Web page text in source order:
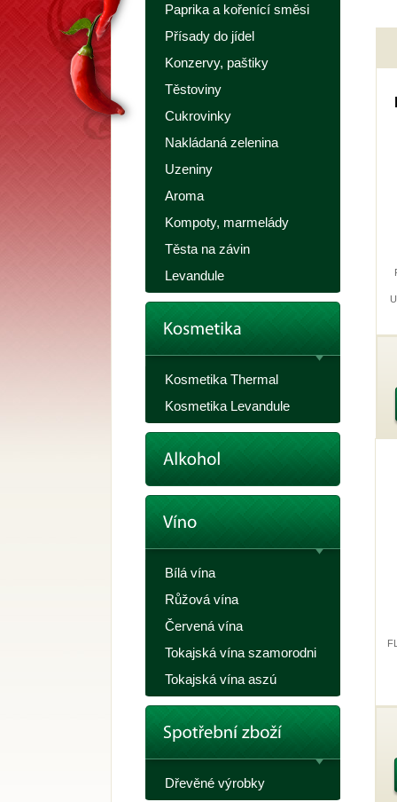
Paprika a kořenící směsi
Přísady do jídel
Konzervy, paštiky
Těstoviny
Cukrovinky
Nakládaná zelenina
Uzeniny
Aroma
Kompoty, marmelády
Těsta na závin
Levandule
Kosmetika Thermal
Kosmetika Levandule
Bílá vína
Růžová vína
Červená vína
Tokajská vína szamorodni
Tokajská vína aszú
Dřevěné výrobky